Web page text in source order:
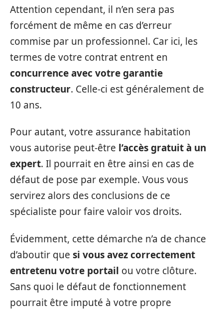
Attention cependant, il n’en sera pas
forcément de même en cas d’erreur
commise par un professionnel. Car ici, les
termes de votre contrat entrent en
concurrence avec votre garantie
constructeur. Celle-ci est généralement de
10 ans.
Pour autant, votre assurance habitation
vous autorise peut-être l’accès gratuit à un
expert. Il pourrait en être ainsi en cas de
défaut de pose par exemple. Vous vous
servirez alors des conclusions de ce
spécialiste pour faire valoir vos droits.
Évidemment, cette démarche n’a de chance
d’aboutir que si vous avez correctement
entretenu votre portail ou votre clôture.
Sans quoi le défaut de fonctionnement
pourrait être imputé à votre propre